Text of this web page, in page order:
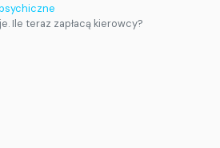
Ile teraz zapłacą kierowcy?